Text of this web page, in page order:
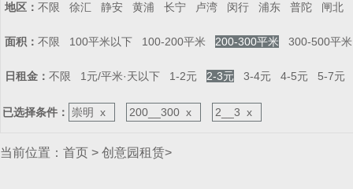
地区： 不限 徐汇 静安 黄浦 长宁 卢湾 闵行 浦东 普陀 闸北
面积： 不限 100平米以下 100-200平米 200-300平米 300-500平米
日租金： 不限 1元/平米·天以下 1-2元 2-3元 3-4元 4-5元 5-7元
已选择条件： 崇明 x 200__300 x 2__3 x
当前位置： 首页 > 创意园租赁>